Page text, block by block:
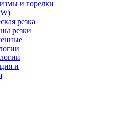
и горелки
резка
резки
и